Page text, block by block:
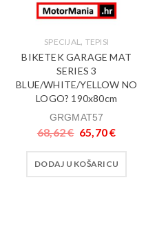
SPECIJAL, TEPISI
BIKETEK GARAGE MAT
SERIES 3
BLUE/WHITE/YELLOW NO
LOGO? 190x80cm
GRGMAT57
68,62€ 65,70€
DODAJ U KOŠARICU